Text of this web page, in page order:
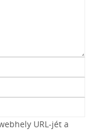
URL-jét a